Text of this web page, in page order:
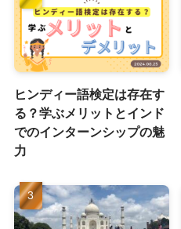
ヒンディー語検定は存在す
る？学ぶメリットとインド
でのインターンシップの魅
力